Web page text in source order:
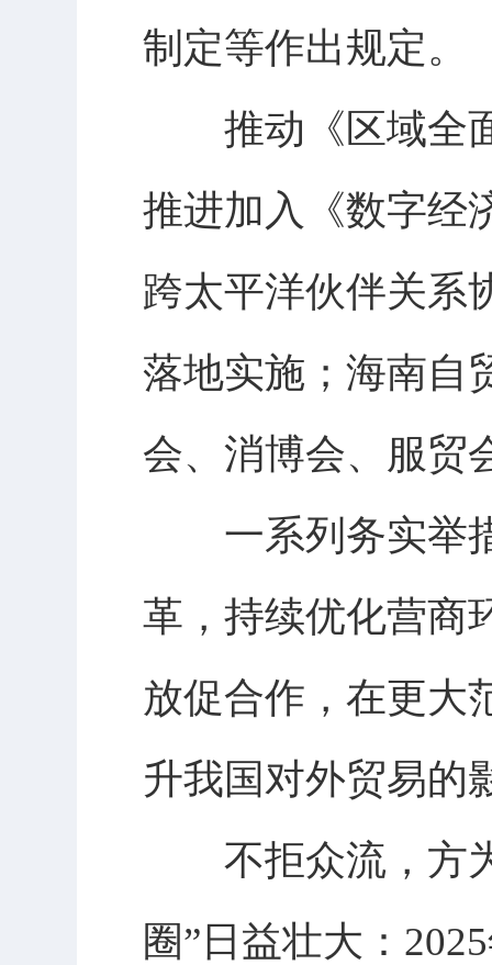
制定等作出规定。
推动《区域全面
推进加入《数字经
跨太平洋伙伴关系
落地实施；海南自
会、消博会、服
一系列务实举措
革，持续优化营商
放促合作，在更大
升我国对外贸易的
不拒众流，方为
圈”日益壮大：